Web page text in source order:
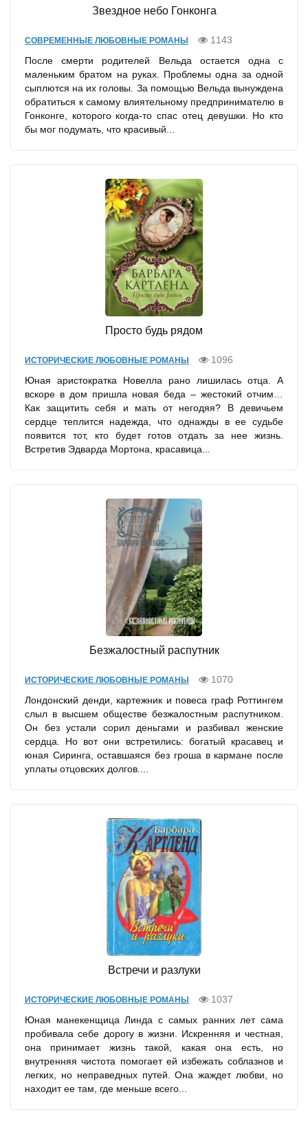
Звездное небо Гонконга
СОВРЕМЕННЫЕ ЛЮБОВНЫЕ РОМАНЫ
1143
После смерти родителей Вельда остается одна с
маленьким братом на руках. Проблемы одна за одной
сыплются на их головы. За помощью Вельда вынуждена
обратиться к самому влиятельному предпринимателю в
Гонконге, которого когда-то спас отец девушки. Но кто
бы мог подумать, что красивый...
Просто будь рядом
ИСТОРИЧЕСКИЕ ЛЮБОВНЫЕ РОМАНЫ
1096
Юная аристократка Новелла рано лишилась отца. А
вскоре в дом пришла новая беда – жестокий отчим…
Как защитить себя и мать от негодяя? В девичьем
сердце теплится надежда, что однажды в ее судьбе
появится тот, кто будет готов отдать за нее жизнь.
Встретив Эдварда Мортона, красавица...
Безжалостный распутник
ИСТОРИЧЕСКИЕ ЛЮБОВНЫЕ РОМАНЫ
1070
Лондонский денди, картежник и повеса граф Роттингем
слыл в высшем обществе безжалостным распутником.
Он без устали сорил деньгами и разбивал женские
сердца. Но вот они встретились: богатый красавец и
юная Сиринга, оставшаяся без гроша в кармане после
уплаты отцовских долгов....
Встречи и разлуки
ИСТОРИЧЕСКИЕ ЛЮБОВНЫЕ РОМАНЫ
1037
Юная манекенщица Линда с самых ранних лет сама
пробивала себе дорогу в жизни. Искренняя и честная,
она принимает жизнь такой, какая она есть, но
внутренняя чистота помогает ей избежать соблазнов и
легких, но неправедных путей. Она жаждет любви, но
находит ее там, где меньше всего...